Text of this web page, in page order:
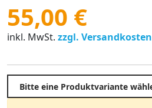
55,00 €
inkl. MwSt. zzgl. Versandkosten